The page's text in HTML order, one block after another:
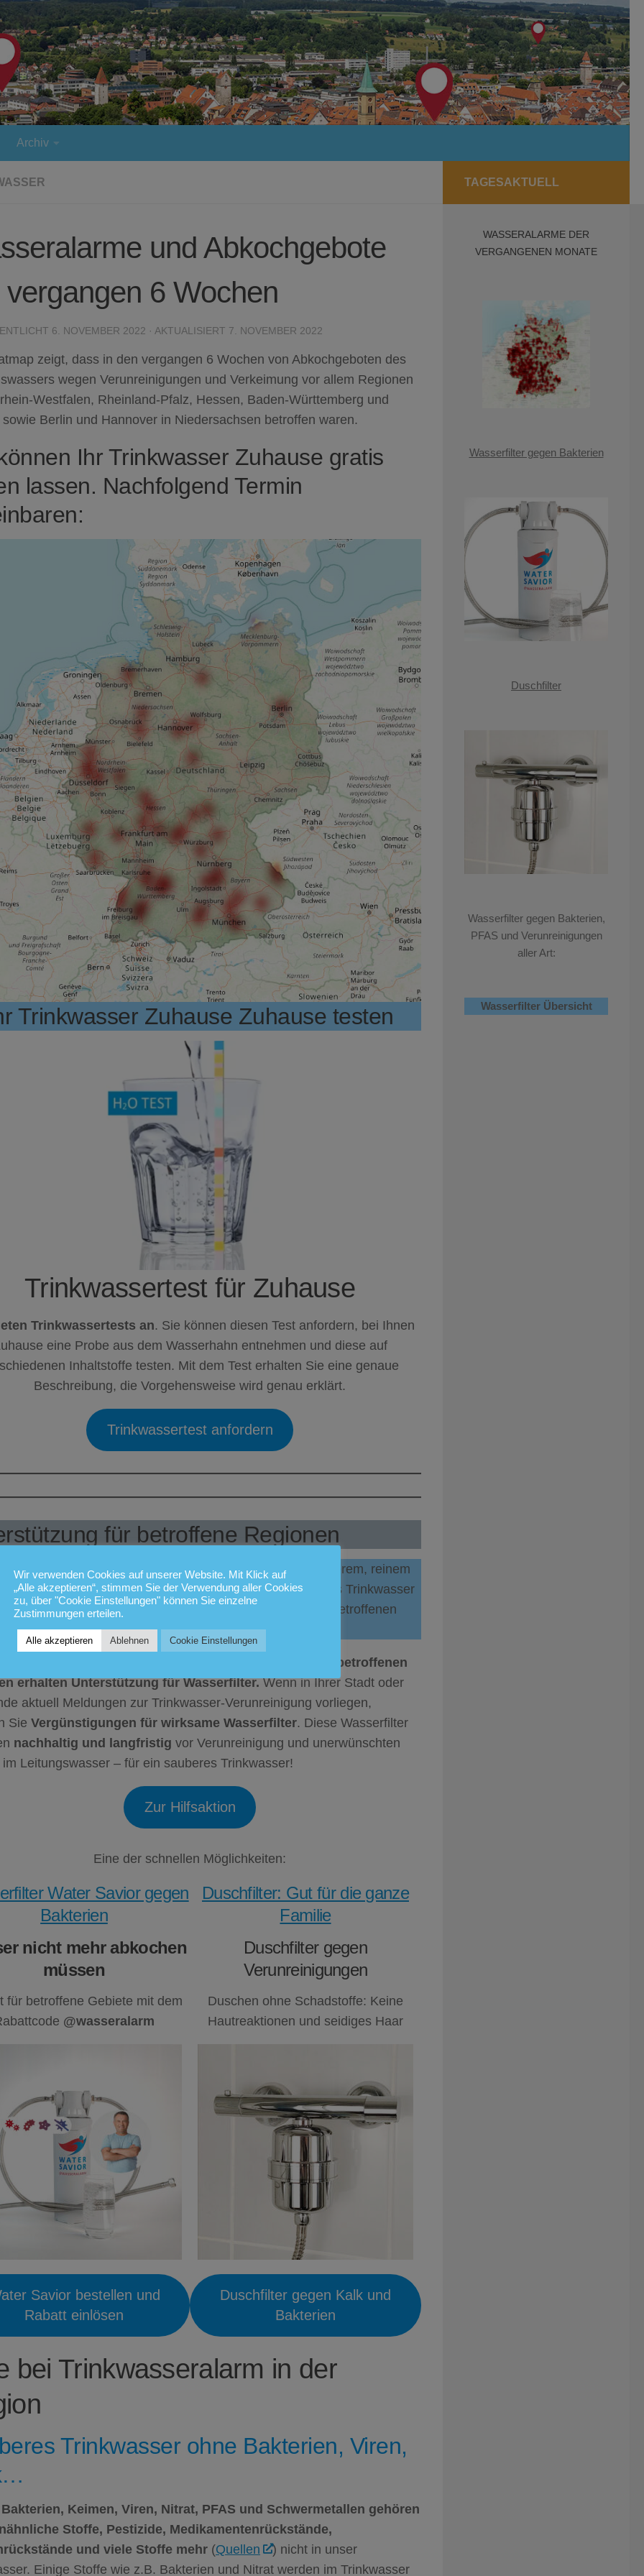
Archiv
und Abkochgebote
vergangen 6 Wochen
6. NOVEMBER 2022 · AKTUALISIERT 7. NOVEMBER 2022
zeigt, dass in den vergangen 6 Wochen von Abkochgeboten des
wegen Verunreinigungen und Verkeimung vor allem Regionen
Westfalen, Rheinland-Pfalz, Hessen, Baden-Württemberg und
Berlin und Hannover in Niedersachsen betroffen waren.
Ihr Trinkwasser Zuhause gratis
lassen. Nachfolgend Termin
Trinkwasser Zuhause Zuhause testen
Trinkwassertest für Zuhause
Trinkwassertests an. Sie können diesen Test anfordern, bei Ihnen
eine Probe aus dem Wasserhahn entnehmen und diese auf
Inhaltstoffe testen. Mit dem Test erhalten Sie eine genaue
Beschreibung, die Vorgehensweise wird genau erklärt.
Trinkwassertest anfordern
für betroffene Regionen
Region gibt es Probleme mit der Bereitstellung von sauberem, reinem
Wir möchten gewährleisten, dass Sie trotzdem bestes Trinkwasser
können. BestElements Filtertechnologie hilft speziell in betroffenen
Die Möglichkeiten finden Sie hier:
in aktuell von Trinkwasseralarm und Abkochgebot betroffenen
erhalten Unterstützung für Wasserfilter.Wenn in Ihrer Stadt oder
aktuell Meldungen zur Trinkwasser-Verunreinigung vorliegen,
Sie Vergünstigungen für wirksame Wasserfilter. Diese Wasserfilter
nachhaltig und langfristig vor Verunreinigung und unerwünschten
Leitungswasser – für ein sauberes Trinkwasser!
Zur Hilfsaktion
Eine der schnellen Möglichkeiten:
Water Savior gegen
Bakterien
nicht mehr abkochen
müssen
für betroffene Gebiete mit dem
@wasseralarm
Savior bestellen und
Rabatt einlösen
Duschfilter: Gut für die ganze
Familie
Duschfilter gegen
Verunreinigungen
Duschen ohne Schadstoffe: Keine
Hautreaktionen und seidiges Haar
Duschfilter gegen Kalk und
Bakterien
bei Trinkwasseralarm in der
Trinkwasser ohne Bakterien, Viren,
Keimen, Viren, Nitrat, PFAS und Schwermetallen gehören
Stoffe, Pestizide, Medikamentenrückstände,
und viele Stoffe mehr (Quellen
) nicht in unser
Einige Stoffe wie z.B. Bakterien und Nitrat werden im Trinkwasser
TAGESAKTUELL
WASSERALARME DER
VERGANGENEN MONATE
Wasserfilter gegen Bakterien
Duschfilter
Wasserfilter gegen Bakterien,
PFAS und Verunreinigungen
aller Art:
Wasserfilter Übersicht
Wir verwenden Cookies auf unserer Website. Mit Klick auf
„Alle akzeptieren“, stimmen Sie der Verwendung aller Cookies
zu, über "Cookie Einstellungen" können Sie einzelne
Zustimmungen erteilen.
Alle akzeptieren Ablehnen Cookie Einstellungen